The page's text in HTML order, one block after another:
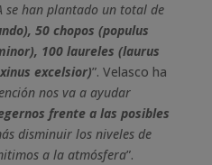
se han plantado un total de
50 chopos (populus
100 laureles (laurus
excelsior)”. Velasco ha
nos va a ayudar
frente a las posibles
disminuir los niveles de
a la atmósfera”.